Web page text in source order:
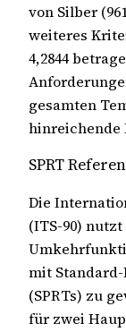
von Silber
weiteres
4,2844
gesamten
hinreichende
SPRT
Die
(ITS-90)
mit
(SPRTs) zu
für zwei